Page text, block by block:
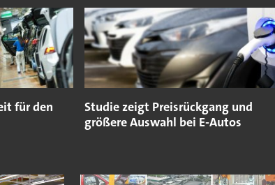
für den
Studie zeigt Preisrückgang und
größere Auswahl bei E-Autos